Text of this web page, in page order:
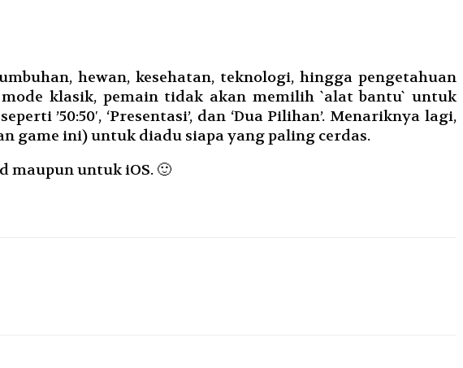
hewan, kesehatan, teknologi, hingga pengetahuan
klasik, pemain tidak akan memilih `alat bantu` untuk
’50:50′, ‘Presentasi’, dan ‘Dua Pilihan’. Menariknya lagi,
game ini) untuk diadu siapa yang paling cerdas.
maupun untuk iOS. 🙂